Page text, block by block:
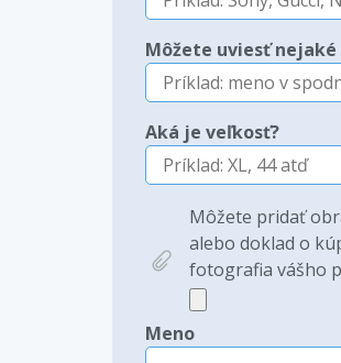
Môžete uviesť
Aká je veľkosť?
Môžete pridať
alebo doklad o
fotografia vášho
Meno